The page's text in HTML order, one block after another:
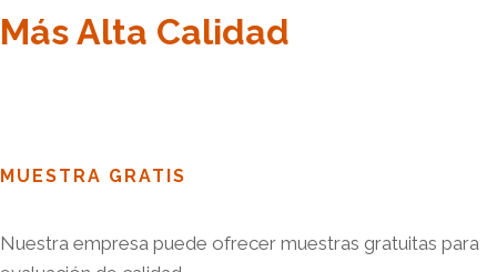
Más Alta Calidad
MUESTRA GRATIS
Nuestra empresa puede ofrecer muestras gratuitas para